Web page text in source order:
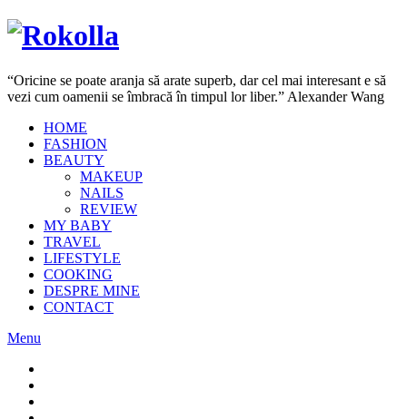
“Oricine se poate aranja să arate superb, dar cel mai interesant e să
vezi cum oamenii se îmbracă în timpul lor liber.” Alexander Wang
HOME
FASHION
BEAUTY
MAKEUP
NAILS
REVIEW
MY BABY
TRAVEL
LIFESTYLE
COOKING
DESPRE MINE
CONTACT
Menu